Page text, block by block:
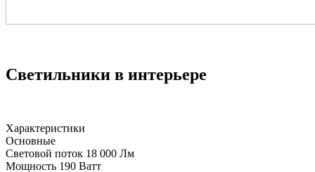
Светильники в интерьере
Характеристики
Основные
Световой поток 18 000 Лм
Мощность 190 Ватт